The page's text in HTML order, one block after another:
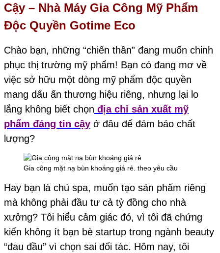
Cậy – Nhà Máy Gia Công Mỹ Phẩm
Độc Quyền Gotime Eco
Chào bạn, những “chiến thần” đang muốn chinh
phục thị trường mỹ phẩm! Bạn có đang mơ về
việc sở hữu một dòng mỹ phẩm độc quyền
mang dấu ấn thương hiệu riêng, nhưng lại lo
lắng không biết chọn địa chỉ sản xuất mỹ
phẩm đáng tin cậy ở đâu để đảm bảo chất
lượng?
Gia công mặt nạ bùn khoáng giá rẻ. theo yêu cầu
Hay bạn là chủ spa, muốn tạo sản phẩm riêng
mà không phải đầu tư cả tỷ đồng cho nhà
xưởng? Tôi hiểu cảm giác đó, vì tôi đã chứng
kiến không ít bạn bè startup trong ngành beauty
“đau đầu” vì chọn sai đối tác. Hôm nay, tôi